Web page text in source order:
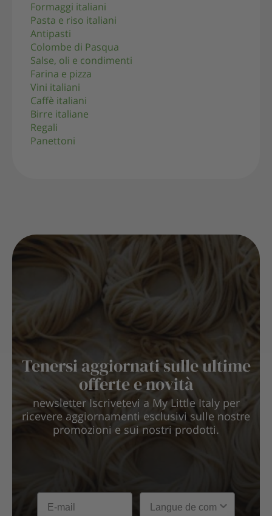
Formaggi italiani
Pasta e riso italiani
Antipasti
Colombe di Pasqua
Salse, oli e condimenti
Farina e pizza
Vini italiani
Caffè italiani
Birre italiane
Regali
Panettoni
Tenersi aggiornati sulle ultime
offerte e novità
newsletter Iscrivetevi a My Little Italy per
ricevere aggiornamenti esclusivi sulle nostre
promozioni e sui nostri prodotti.